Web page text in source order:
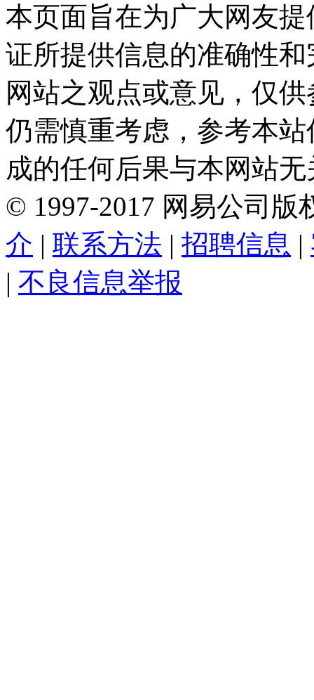
本页面旨在为广大网友
证所提供信息的准确性
网站之观点或意见，仅
仍需慎重考虑，参考本
成的任何后果与本网站
© 1997-2017 网易公司版
介 | 联系方法 | 招聘信息 |
| 不良信息举报